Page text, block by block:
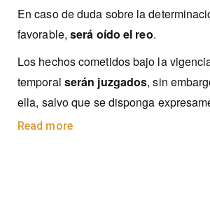
En caso de duda sobre la
favorable,será oído el reo.
Los hechos cometidos bajo la
temporal serán juzgados, sin
ella, salvo que se disponga
Read more